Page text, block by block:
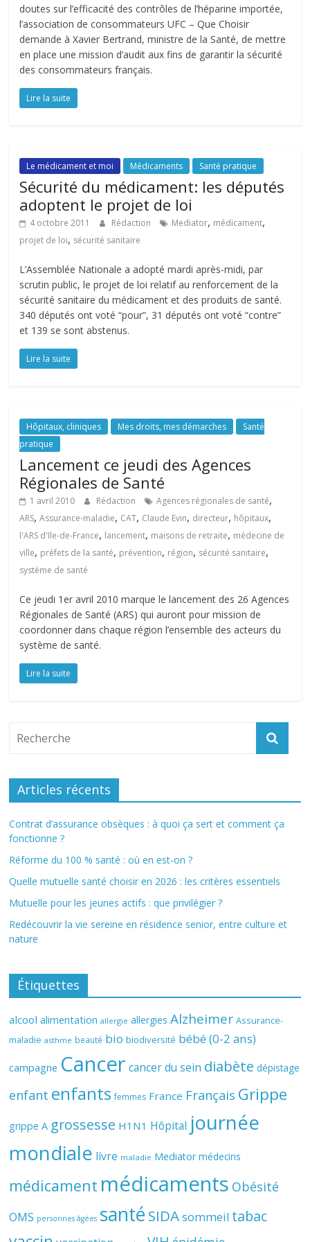
doutes sur l’efficacité des contrôles de l’héparine importée,
l’association de consommateurs UFC – Que Choisir
demande à Xavier Bertrand, ministre de la Santé, de mettre
en place une mission d’audit aux fins de garantir la sécurité
des consommateurs français.
Lire la suite
Le médicament et moi Médicaments Santé pratique
Sécurité du médicament: les députés
adoptent le projet de loi
4 octobre 2011 Rédaction Mediator, médicament,
projet de loi, sécurité sanitaire
L’Assemblée Nationale a adopté mardi après-midi, par
scrutin public, le projet de loi relatif au renforcement de la
sécurité sanitaire du médicament et des produits de santé.
340 députés ont voté “pour”, 31 députés ont voté “contre”
et 139 se sont abstenus.
Lire la suite
Hôpitaux, cliniques Mes droits, mes démarches
Santé
pratique
Lancement ce jeudi des Agences
Régionales de Santé
1 avril 2010 Rédaction Agences régionales de santé,
ARS,Assurance-maladie, CAT, Claude Evin, directeur, hôpitaux,
l'ARS d'Ile-de-France, lancement, maisons de retraite, médecine de
ville, préfets de la santé, prévention, région, sécurité sanitaire,
système de santé
Ce jeudi 1er avril 2010 marque le lancement des 26 Agences
Régionales de Santé (ARS) qui auront pour mission de
coordonner dans chaque région l’ensemble des acteurs du
système de santé.
Lire la suite
Articles récents
Contrat d’assurance obsèques : à quoi ça sert et comment ça
fonctionne ?
Réforme du 100 % santé : où en est-on ?
Quelle mutuelle santé choisir en 2026 : les critères essentiels
Mutuelle pour les jeunes actifs : que privilégier ?
Redécouvrir la vie sereine en résidence senior, entre culture et
nature
Étiquettes
alcool alimentation allergie allergies Alzheimer Assurance-
maladie asthme beauté bio biodiversité bébé (0-2 ans)
campagne Cancer cancer du sein diabète dépistage
enfant enfants femmes France Français Grippe
grippe A grossesse H1N1 Hôpital journée
mondiale livre maladie Mediator médecins
médicament médicaments Obésité
OMS personnes âgées santé SIDAsommeil tabac